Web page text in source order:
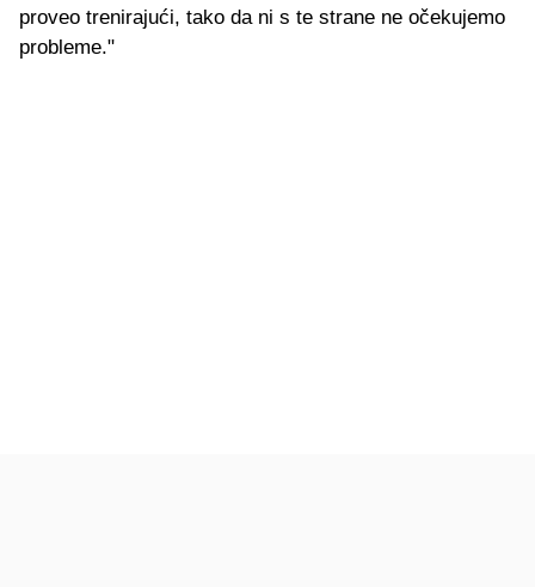
proveo trenirajući, tako da ni s te strane ne očekujemo
probleme."